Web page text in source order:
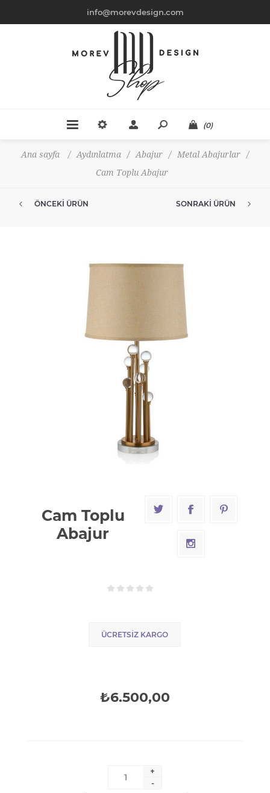
info@morevdesign.com
(0)
Ana sayfa / Aydınlatma / Abajur / Metal Abajurlar
/
Cam Toplu Abajur
ÖNCEKI ÜRÜN SONRAKI ÜRÜN
Cam Toplu
Abajur
ÜCRETSIZ KARGO
₺6.500,00
+
-